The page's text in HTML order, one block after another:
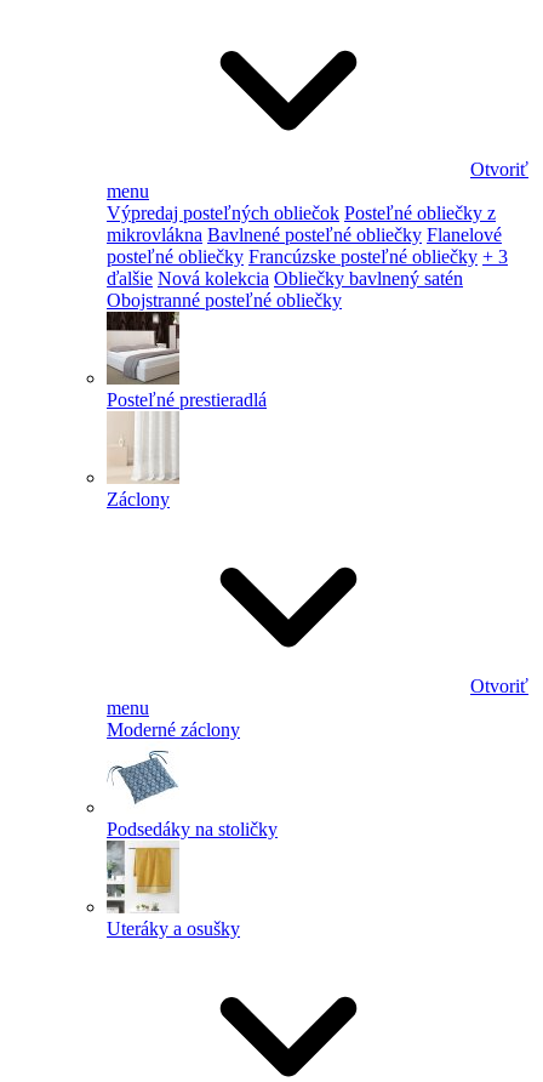
Otvoriť
menu
Výpredaj posteľných obliečok Posteľné obliečky z
mikrovlákna Bavlnené posteľné obliečky Flanelové
posteľné obliečky Francúzske posteľné obliečky + 3
ďalšie Nová kolekcia Obliečky bavlnený satén
Obojstranné posteľné obliečky
Posteľné prestieradlá
Záclony
Otvoriť
menu
Moderné záclony
Podsedáky na stoličky
Uteráky a osušky